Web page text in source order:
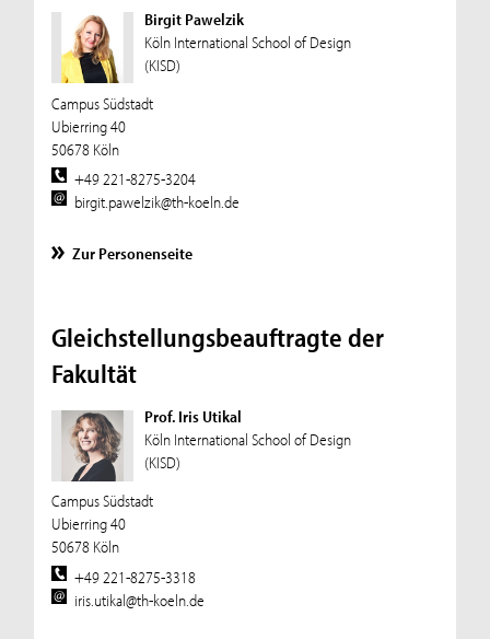
Birgit Pawelzik
Köln International School of Design
(KISD)
Campus Südstadt
Ubierring 40
50678 Köln
+49 221-8275-3204
birgit.pawelzik@th-koeln.de
Zur Personenseite
Gleichstellungsbeauftragte der
Fakultät
Prof. Iris Utikal
Köln International School of Design
(KISD)
Campus Südstadt
Ubierring 40
50678 Köln
+49 221-8275-3318
iris.utikal@th-koeln.de